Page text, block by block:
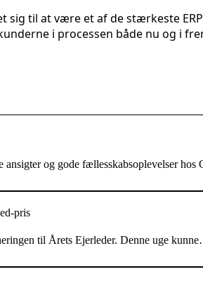
sig til at være et af de stærkeste
i processen både nu og i
og gode fællesskabsoplevelser
pris
til Årets Ejerleder. Denne uge